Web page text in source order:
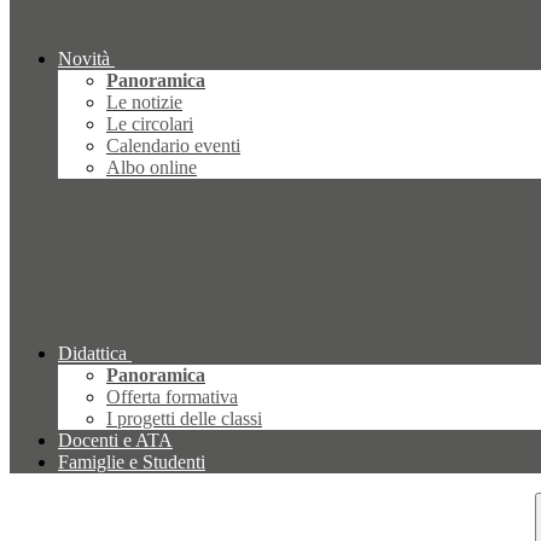
Novità
Panoramica
Le notizie
Le circolari
Calendario eventi
Albo online
Didattica
Panoramica
Offerta formativa
I progetti delle classi
Docenti e ATA
Famiglie e Studenti